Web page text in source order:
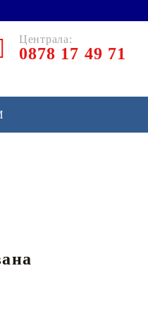
Централа:
0878 17 49 71